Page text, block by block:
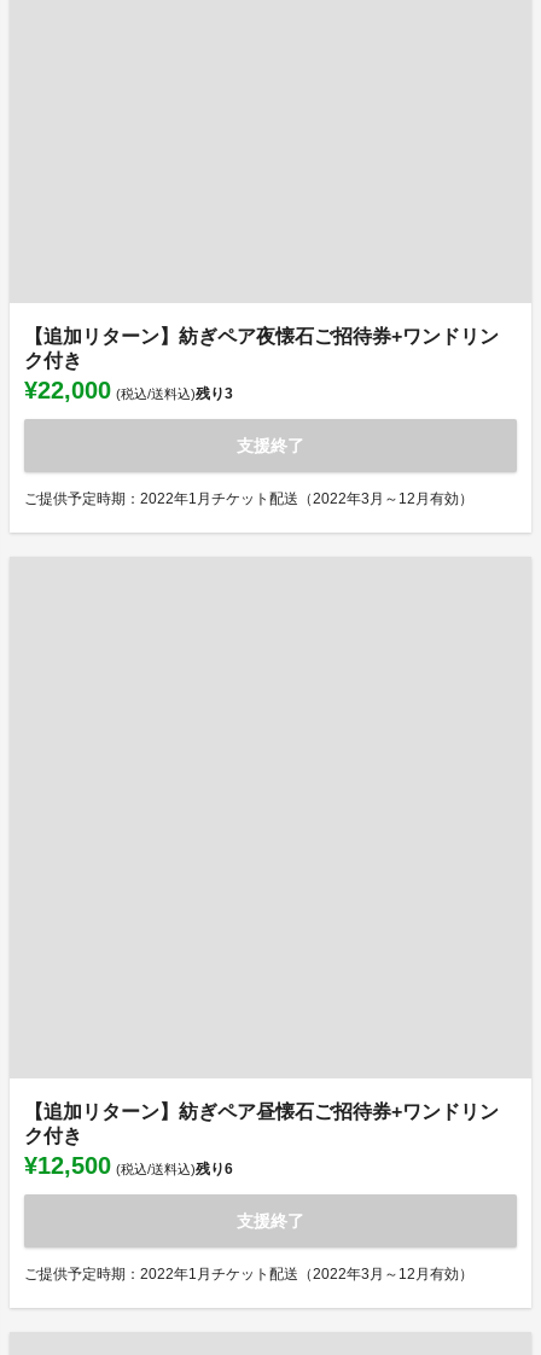
【追加リターン】紡ぎペア夜懐石ご招待券+ワンドリン
ク付き
¥22,000 (税込/送料込)残り3
支援終了
ご提供予定時期：2022年1月チケット配送（2022年3月～12月有効）
【追加リターン】紡ぎペア昼懐石ご招待券+ワンドリン
ク付き
¥12,500 (税込/送料込)残り6
支援終了
ご提供予定時期：2022年1月チケット配送（2022年3月～12月有効）